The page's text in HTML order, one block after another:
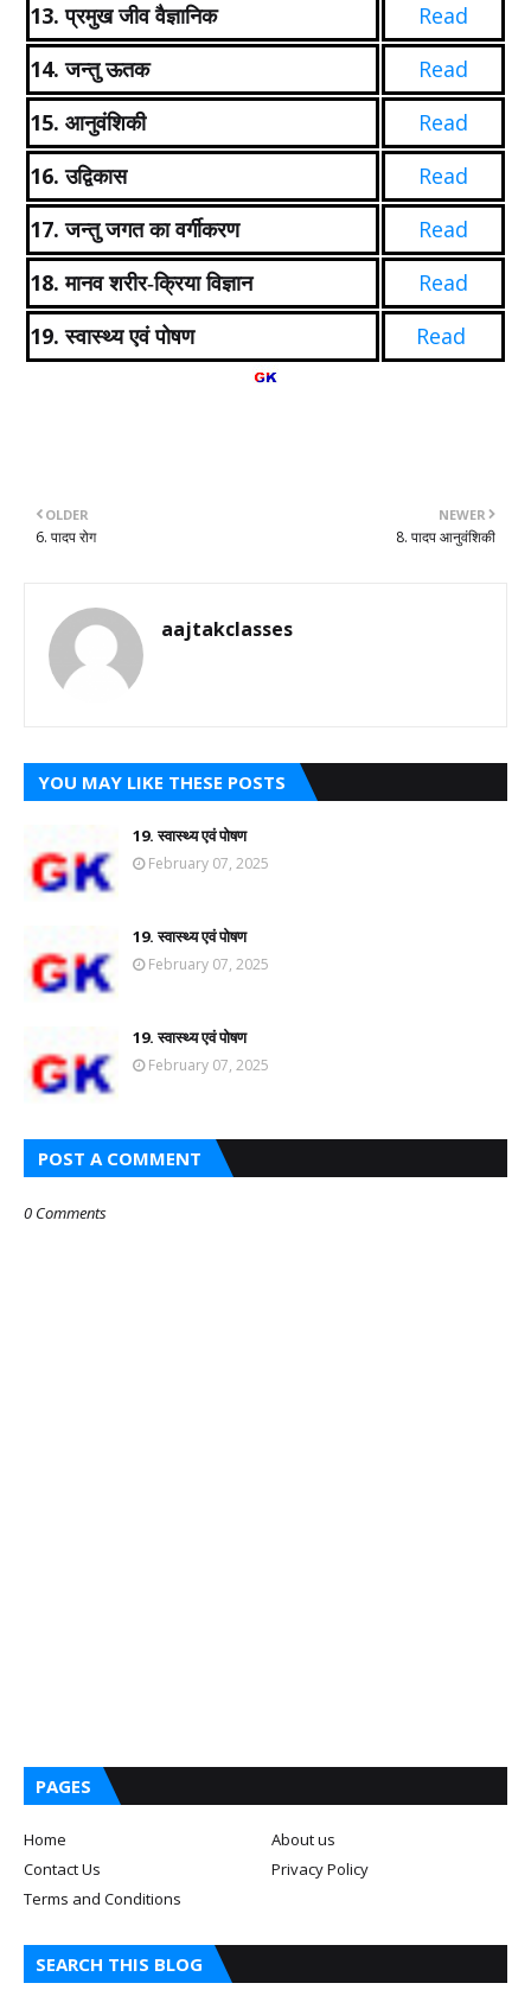
13.प्रमुख जीव वैज्ञानिक
Read
14.जन्तु ऊतक
Read
15. आनुवंशिकी
Read
16.उद्विकास
Read
17.जन्तु जगत का वर्गीकरण
Read
18.मानव शरीर-क्रिया विज्ञान
Read
19.स्वास्थ्य एवं पोषण Read
NEWER
8. पादप आनुवंशिकी
OLDER
6. पादप रोग
aajtakclasses
YOU MAY LIKE THESE POSTS
19. स्वास्थ्य एवं पोषण
February 07, 2025
19. स्वास्थ्य एवं पोषण
February 07, 2025
19. स्वास्थ्य एवं पोषण
February 07, 2025
POST A COMMENT
0 Comments
PAGES
Home
About us
Contact Us
Privacy Policy
Terms and Conditions
SEARCH THIS BLOG